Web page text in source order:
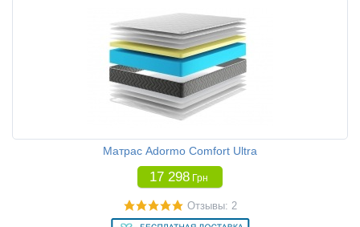
Матрас Adormo Comfort Ultra
17 298 Грн
Отзывы: 2